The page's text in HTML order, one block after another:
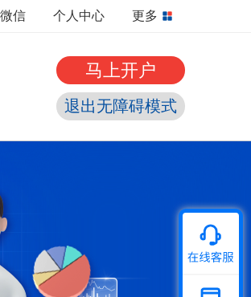
信 个人中心 更多
马上开户
退出无障碍模式